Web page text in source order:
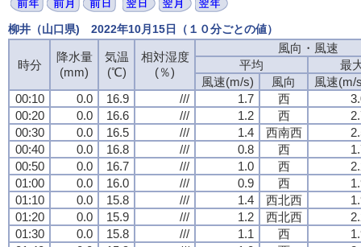
柳井（山口県) 2022年10月15日（１０分ごとの値）
時分
降水量
(mm)
気温
(℃)
相対湿度
(％)
風向・風速
平均
最
風速(m/s)
風向
風速(m/
00:10
0.0 16.9 /// 1.7 西
00:20
0.0 16.6 /// 1.2 西
00:30
0.0 16.5 /// 1.4 西南西
00:40
0.0 16.8 /// 0.8 西
00:50
0.0 16.7 /// 1.0 西
01:00
0.0 16.0 /// 0.9 西
01:10
0.0 15.8 /// 1.4 西北西
01:20
0.0 15.9 /// 1.2 西北西
01:30
0.0 15.8 /// 1.1 西